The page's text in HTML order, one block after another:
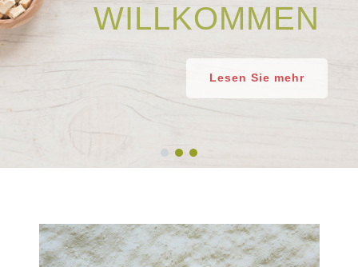
WILLKOMMEN
Lesen Sie mehr